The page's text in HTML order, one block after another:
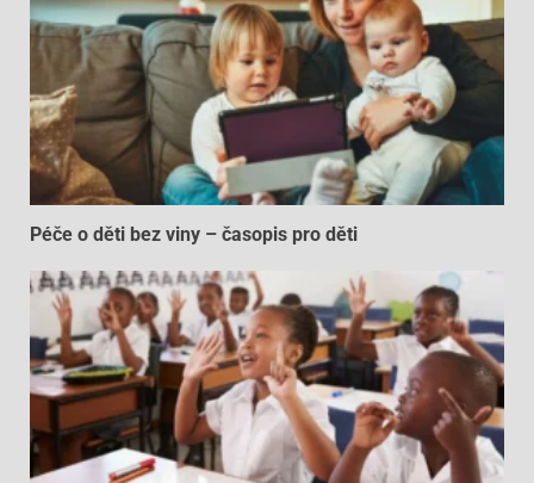
Péče o děti bez viny – časopis pro děti